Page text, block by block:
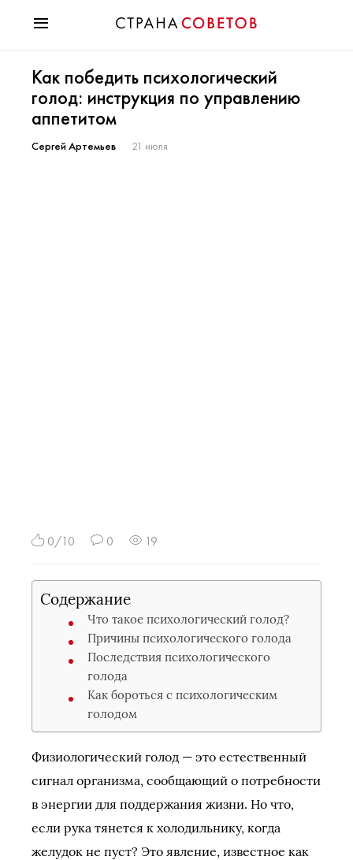
Мода
Звезды
Гороскопы
Здоровье
Как победить психологический
голод: инструкция по управлению
аппетитом
Сергей Артемьев 21 июля
0/10 0 19
Содержание
Что такое психологический голод?
Причины психологического голода
Последствия психологического
голода
Как бороться с психологическим
голодом
Физиологический голод — это естественный
сигнал организма, сообщающий о потребности
в энергии для поддержания жизни. Но что,
если рука тянется к холодильнику, когда
желудок не пуст? Это явление, известное как